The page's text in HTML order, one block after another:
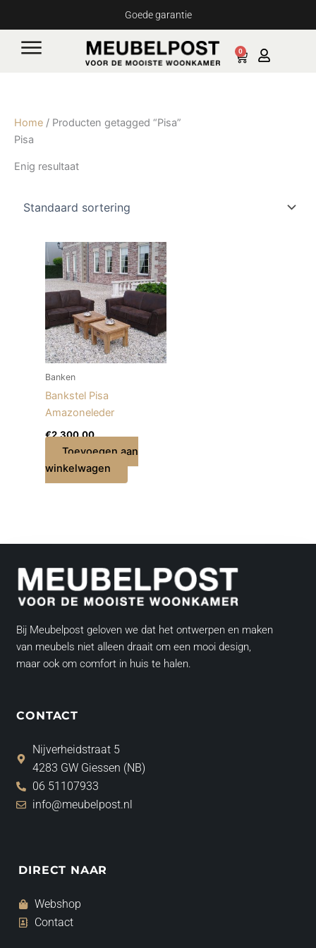
inhoud
Goede garantie
0
Cart
Home / Producten getagged “Pisa”
Pisa
Enig resultaat
Banken
Bankstel Pisa
Amazoneleder
€2.300,00
Toevoegen aan
winkelwagen
Bij Meubelpost geloven we dat het ontwerpen en maken
van meubels niet alleen draait om een mooi design,
maar ook om comfort in huis te halen.
CONTACT
Nijverheidstraat 5
4283 GW Giessen (NB)
06 51107933
info@meubelpost.nl
DIRECT NAAR
Webshop
Contact